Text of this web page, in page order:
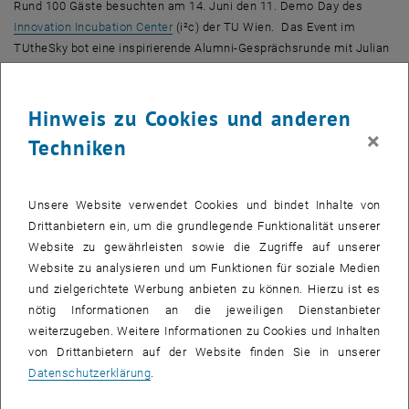
Rund 100 Gäste besuchten am 14. Juni den 11. Demo Day des
Innovation Incubation Center, öffnet eine externe URL in einem neuen
(i²c) der TU Wien. Das Event im
TUtheSky bot eine inspirierende Alumni-Gesprächsrunde mit Julian
, öffnet eine externe URL
Das Erweiterungsstudium Innovation wurde im Jahr 2012 von der
TU Wien als erste österreichische Universität etabliert, ein
leistet die TU Wien einen wichtigen Beitrag zur '3rd Mission' der
Hochschulen und unterstützt erfolgreiche
Unternehmensgründungen.
Das Curriculum läuft über zwei Semester, bis zu 25 Studienplätze
stehen zur Verfügung. Seit 2012 wurden von den 210 Studierenden
aus der Arbeit desi²cbereits 105 Projekte angestoßen. Daraus
ergaben sich 35 Gründungen, in denen bereits über 105 Mio. Euro
investiert wurden.
Hinweis zu Cookies und anderen
Techniken
×
Unsere Website verwendet Cookies und bindet Inhalte von
Drittanbietern ein, um die grundlegende Funktionalität unserer
Website zu gewährleisten sowie die Zugriffe auf unserer
Website zu analysieren und um Funktionen für soziale Medien
und zielgerichtete Werbung anbieten zu können. Hierzu ist es
nötig Informationen an die jeweiligen Dienstanbieter
weiterzugeben. Weitere Informationen zu Cookies und Inhalten
von Drittanbietern auf der Website finden Sie in unserer
Datenschutzerklärung.